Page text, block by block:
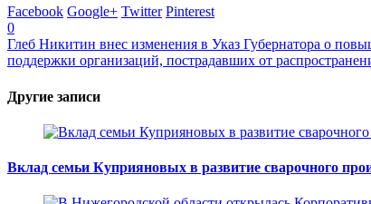
Facebook Google+ Twitter Pinterest
0
Глеб Никитин внес изменения в Указ Губернатора о
поддержки организаций, пострадавших от
Другие записи
Вклад семьи Куприяновых в развитие сварочного